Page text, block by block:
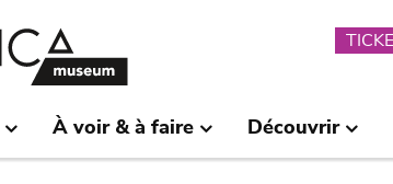
À voir & à faire Découvrir